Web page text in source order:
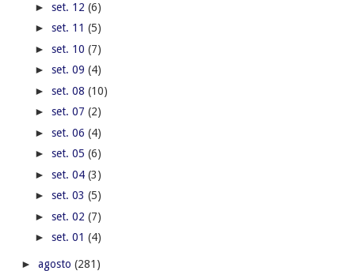
► set. 12 (6)
► set. 11 (5)
► set. 10 (7)
► set. 09 (4)
► set. 08 (10)
► set. 07 (2)
► set. 06 (4)
► set. 05 (6)
► set. 04 (3)
► set. 03 (5)
► set. 02 (7)
► set. 01 (4)
► agosto (281)